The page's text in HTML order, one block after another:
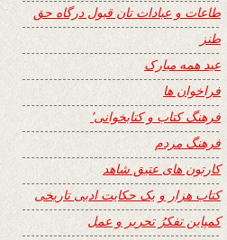
طاعات و عبادات تان قبول درگاه حق
طنز
عید همه مبارک
فراخوان ها
فرهنگ کتاب و کتابخوانی٬
فرهنگ مردم
کارتون های عتیق شاهد
کتاب هزار و یک حکایت ادبی تاریخی
کمپاین تفکرُ تحریر و عمل